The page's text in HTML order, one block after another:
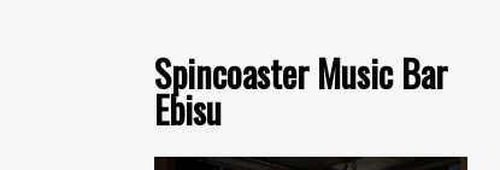
Spincoaster Music Bar
Ebisu